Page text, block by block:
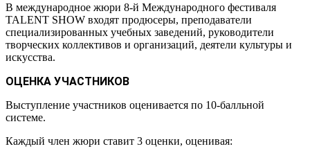
В международное жюри 8-й Международного фестиваля
TALENT SHOW входят продюсеры, преподаватели
специализированных учебных заведений, руководители
творческих коллективов и организаций, деятели культуры и
искусства.
ОЦЕНКА УЧАСТНИКОВ
Выступление участников оценивается по 10-балльной
системе.
Каждый член жюри ставит 3 оценки, оценивая: